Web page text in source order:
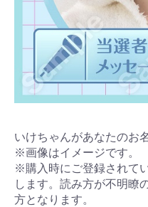
いけちゃんがあなたのお
※画像はイメージです。
※購入時にご登録されて
します。読み方が不明瞭
方となります。